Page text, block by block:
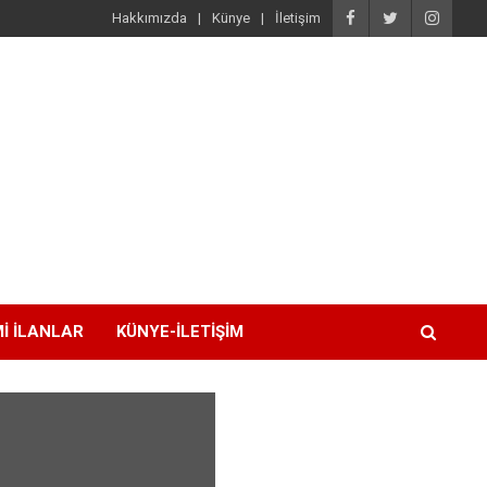
Hakkımızda Künye İletişim
İLANLAR KÜNYE-İLETIŞIM